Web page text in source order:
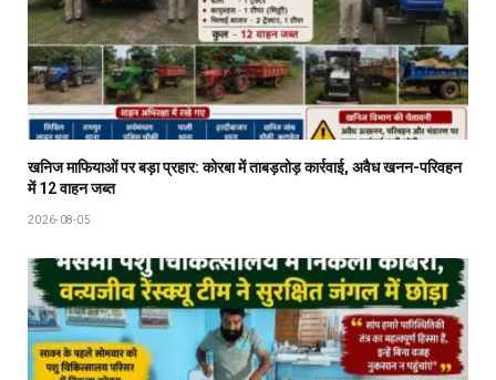
खनिज माफियाओं पर बड़ा प्रहार: कोरबा में ताबड़तोड़ कार्रवाई, अवैध खनन-परिवहन
में 12 वाहन जब्त
2026-08-05